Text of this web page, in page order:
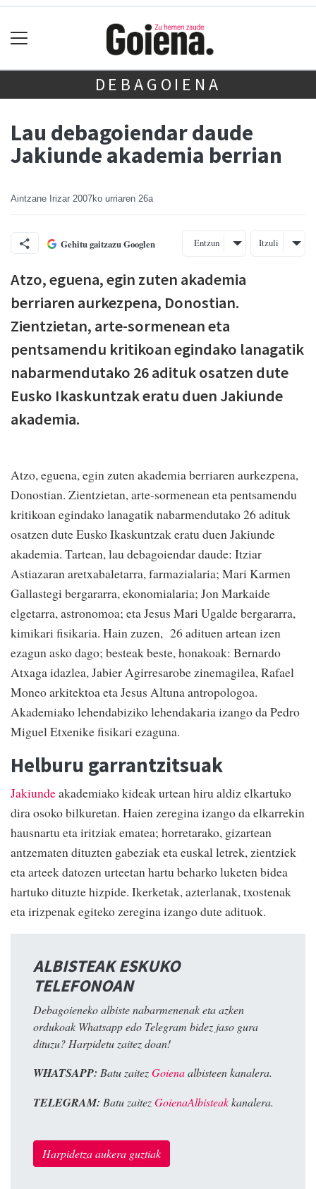
DEBAGOIENA
Lau debagoiendar daude
Jakiunde akademia berrian
Aintzane Irizar 2007ko urriaren 26a
Gehitu gaitzazu Googlen Entzun Itzuli
Atzo, eguena, egin zuten akademia
berriaren aurkezpena, Donostian.
Zientzietan, arte-sormenean eta
pentsamendu kritikoan egindako lanagatik
nabarmendutako 26 adituk osatzen dute
Eusko Ikaskuntzak eratu duen Jakiunde
akademia.
Atzo, eguena, egin zuten akademia berriaren aurkezpena,
Donostian. Zientzietan, arte-sormenean eta pentsamendu
kritikoan egindako lanagatik nabarmendutako 26 adituk
osatzen dute Eusko Ikaskuntzak eratu duen Jakiunde
akademia. Tartean, lau debagoiendar daude: Itziar
Astiazaran aretxabaletarra, farmazialaria; Mari Karmen
Gallastegi bergararra, ekonomialaria; Jon Markaide
elgetarra, astronomoa; eta Jesus Mari Ugalde bergararra,
kimikari fisikaria. Hain zuzen, 26 adituen artean izen
ezagun asko dago; besteak beste, honakoak: Bernardo
Atxaga idazlea, Jabier Agirresarobe zinemagilea, Rafael
Moneo arkitektoa eta Jesus Altuna antropologoa.
Akademiako lehendabiziko lehendakaria izango da Pedro
Miguel Etxenike fisikari ezaguna.
Helburu garrantzitsuak
Jakiundeakademiako kideak urtean hiru aldiz elkartuko
dira osoko bilkuretan. Haien zeregina izango da elkarrekin
hausnartu eta iritziak ematea; horretarako, gizartean
antzematen dituzten gabeziak eta euskal letrek, zientziek
eta arteek datozen urteetan hartu beharko luketen bidea
hartuko dituzte hizpide. Ikerketak, azterlanak, txostenak
eta irizpenak egiteko zeregina izango dute adituok.
ALBISTEAK ESKUKO
TELEFONOAN
Debagoieneko albiste nabarmenenak eta azken
ordukoak Whatsapp edo Telegram bidez jaso gura
dituzu? Harpidetu zaitez doan!
WHATSAPP: Batu zaitezGoienaalbisteen kanalera.
TELEGRAM: Batu zaitezGoienaAlbisteakkanalera.
Harpidetza aukera guztiak